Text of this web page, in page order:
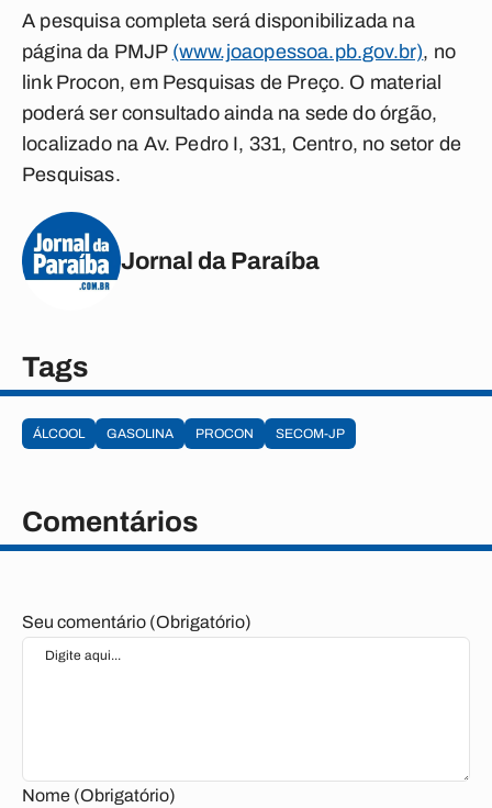
A pesquisa completa será disponibilizada na
página da PMJP (www.joaopessoa.pb.gov.br), no
link Procon, em Pesquisas de Preço. O material
poderá ser consultado ainda na sede do órgão,
localizado na Av. Pedro I, 331, Centro, no setor de
Pesquisas.
Jornal da Paraíba
Tags
ÁLCOOL GASOLINA PROCON SECOM-JP
Comentários
Seu comentário (Obrigatório)
Nome (Obrigatório)